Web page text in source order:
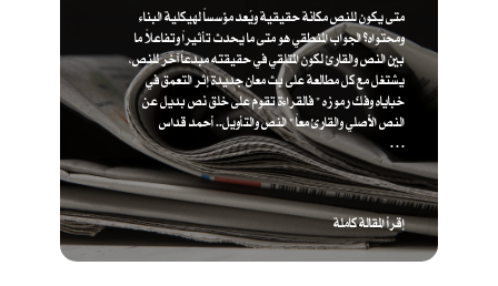
متى يكون للنص مكانة حقيقية ويُعد مؤسساً لهيكلية البناء
ومحتواه؟ الجواب المنطقي هو متى ما يحدث تأثيراً وتفاعلاً ما
بين النص والقارئ لكون المتلقي في حقيقته مبدعاً آخر للنص،
يشتغل مع كل مطالعة على بث معان جديدة إثر التعمق في
خباياه وفك رموزه " فالقراءة تقوم على خلق نص بديل عن
النص الأصلي والقارئ معاً " ​النص والتأويل.. أحمد قداس
. . .
إقرأ المقالة كاملة